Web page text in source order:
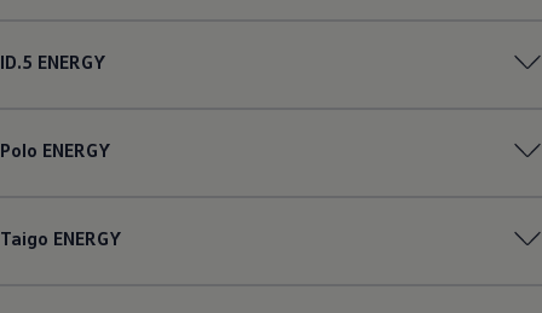
ID.5 ENERGY
Polo ENERGY
Taigo ENERGY